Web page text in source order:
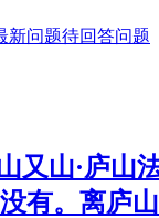
新问题待回答问题
又山·庐山
有。离庐